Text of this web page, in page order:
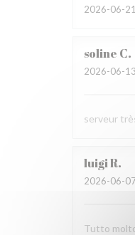
2026-06-21
soline C
2026-06-13
serveur
luigiR
2026-06-
Tutto